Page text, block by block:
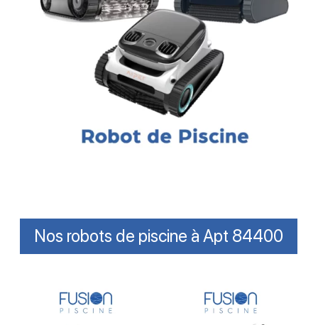
Nos robots de piscine à Apt 84400